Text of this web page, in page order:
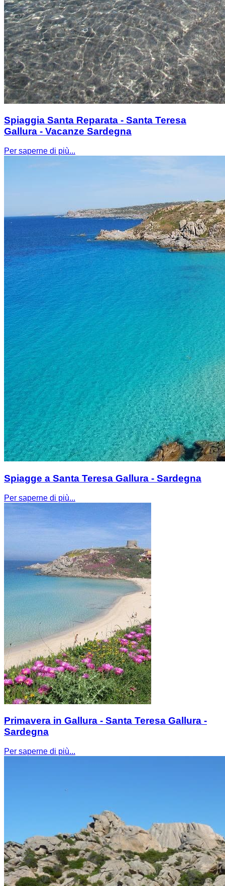
Spiaggia Santa Reparata - Santa Teresa
Gallura - Vacanze Sardegna
Per saperne di più...
Spiagge a Santa Teresa Gallura - Sardegna
Per saperne di più...
Primavera in Gallura - Santa Teresa Gallura -
Sardegna
Per saperne di più...